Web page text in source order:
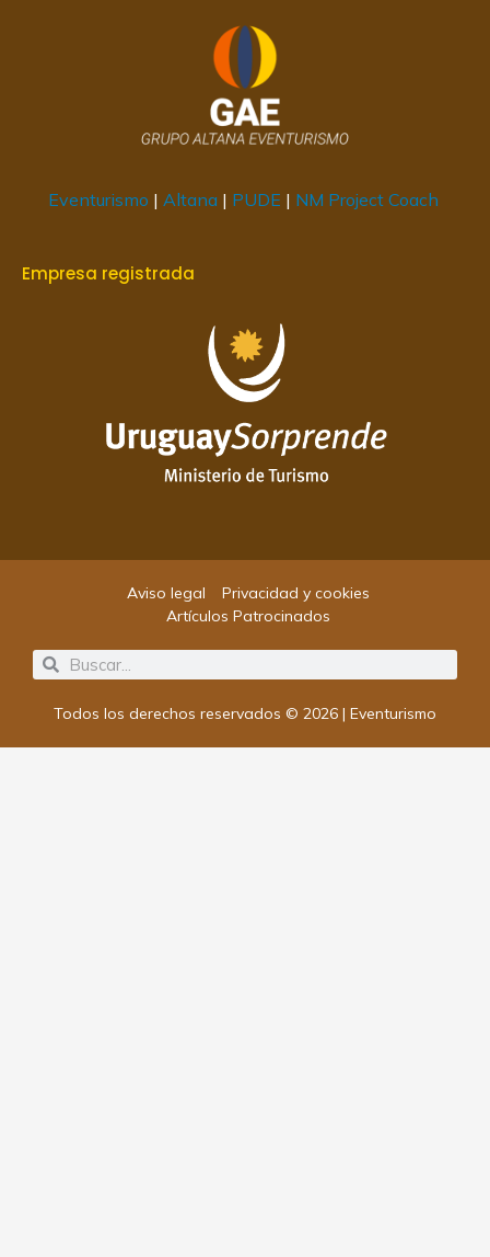
Eventurismo | Altana | PUDE | NM Project Coach
Empresa registrada
Todos los derechos reservados © 2026 | Eventurismo
SearchSearch
Aviso legal
Privacidad y cookies
Artículos Patrocinados